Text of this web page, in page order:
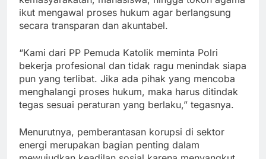
ikut mengawal proses hukum agar berlangsung
secara transparan dan akuntabel.
“Kami dari PP Pemuda Katolik meminta Polri
bekerja profesional dan tidak ragu menindak siapa
pun yang terlibat. Jika ada pihak yang mencoba
menghalangi proses hukum, maka harus ditindak
tegas sesuai peraturan yang berlaku,” tegasnya.
Menurutnya, pemberantasan korupsi di sektor
energi merupakan bagian penting dalam